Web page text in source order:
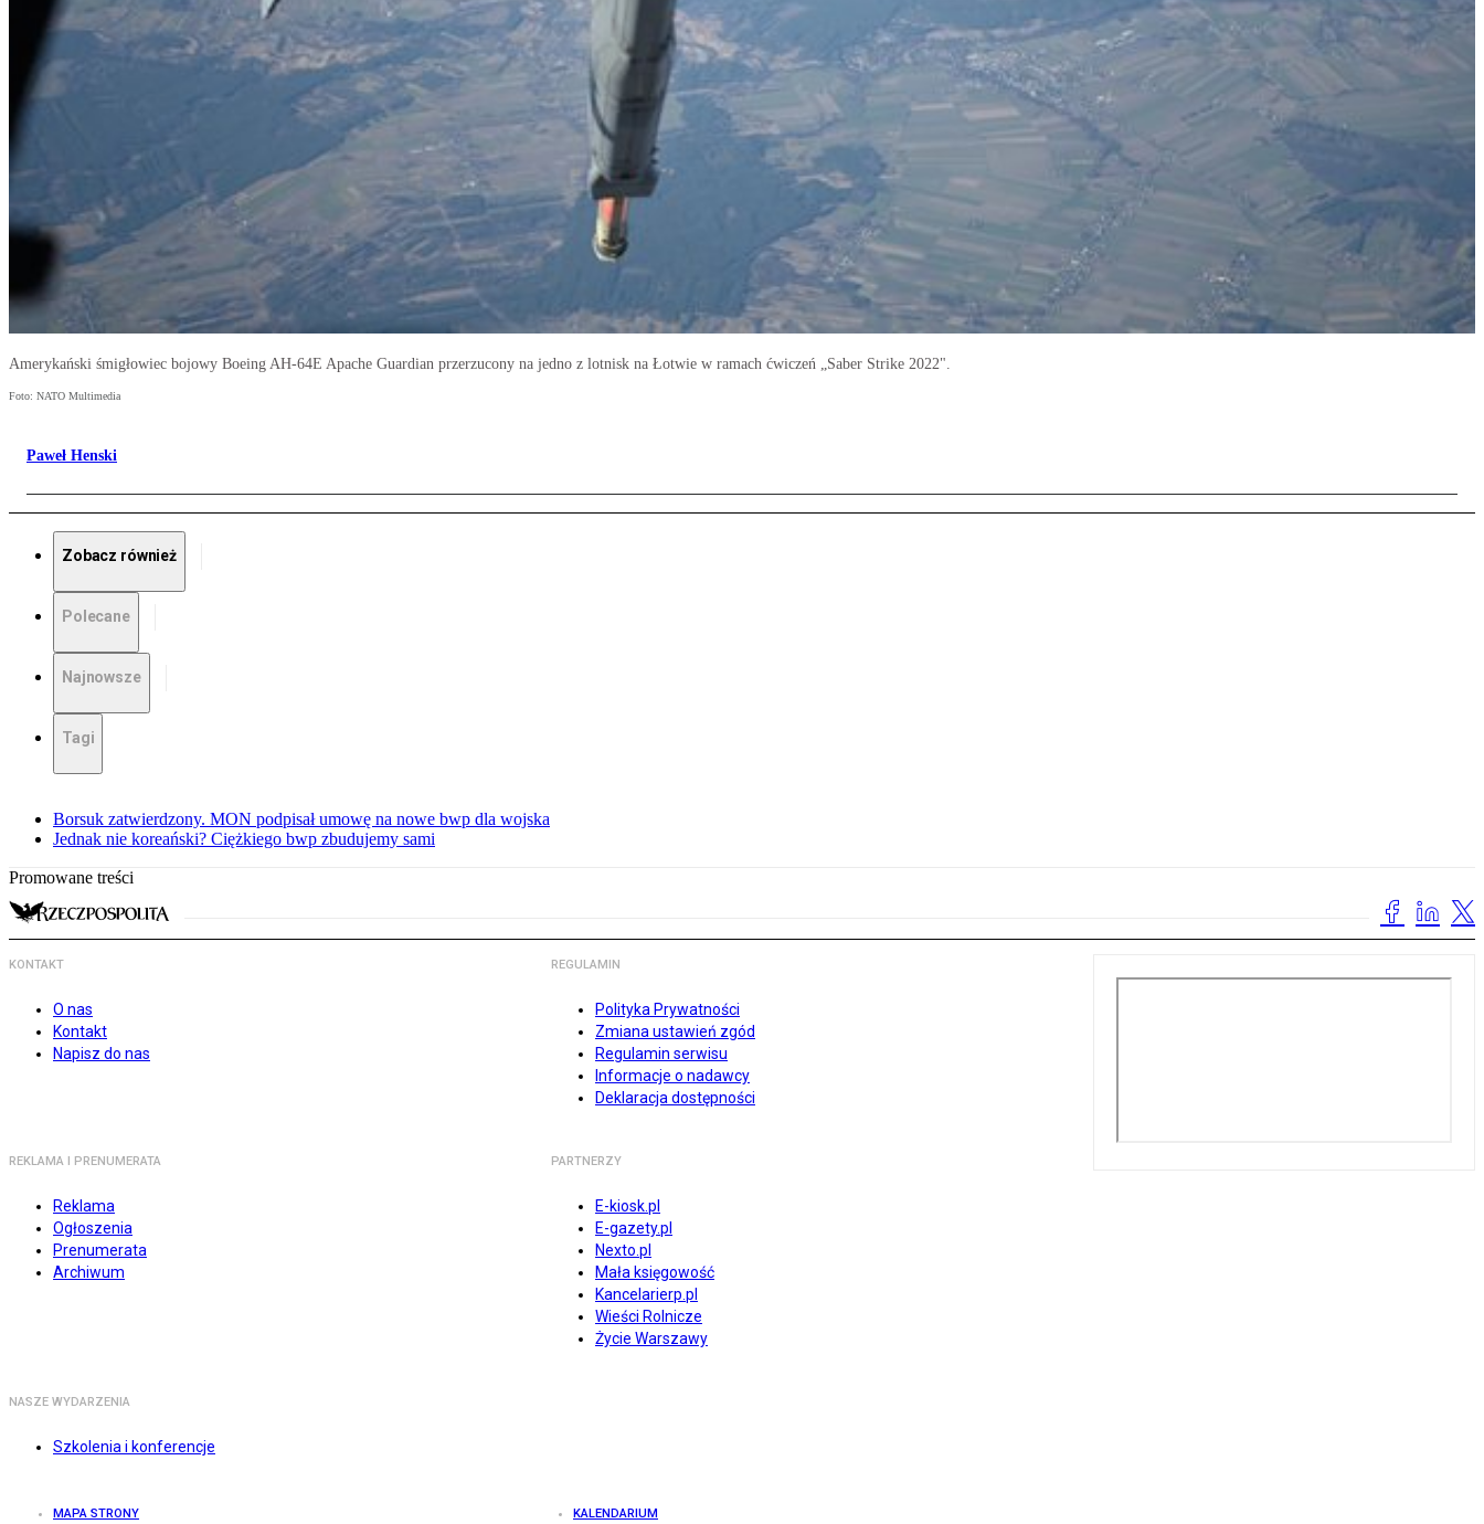
Amerykański śmigłowiec bojowy Boeing AH-64E Apache Guardian przerzucony na jedno z lotnisk na Łotwie w ramach ćwiczeń „Saber Strike 2022".
Foto: NATO Multimedia
Paweł Henski
Zobacz również
Polecane
Najnowsze
Tagi
Borsuk zatwierdzony. MON podpisał umowę na nowe bwp dla wojska
Jednak nie koreański? Ciężkiego bwp zbudujemy sami
Promowane treści
KONTAKT
O nas
Kontakt
Napisz do nas
REGULAMIN
Polityka Prywatności
Zmiana ustawień zgód
Regulamin serwisu
Informacje o nadawcy
Deklaracja dostępności
REKLAMA I PRENUMERATA
Reklama
Ogłoszenia
Prenumerata
Archiwum
PARTNERZY
E-kiosk.pl
E-gazety.pl
Nexto.pl
Mała księgowość
Kancelarierp.pl
Wieści Rolnicze
Życie Warszawy
NASZE WYDARZENIA
Szkolenia i konferencje
MAPA STRONY KALENDARIUM